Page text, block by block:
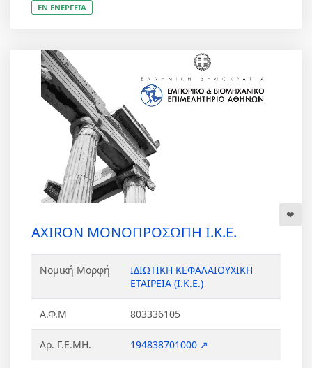
ΕΝ ΕΝΕΡΓΕΙΑ
AXIRON ΜΟΝΟΠΡΟΣΩΠΗ Ι.Κ.Ε.
Νομική Μορφή
ΙΔΙΩΤΙΚΗ ΚΕΦΑΛΑΙΟΥΧΙΚΗ
ΕΤΑΙΡΕΙΑ (Ι.Κ.Ε.)
Α.Φ.Μ 803336105
Αρ. Γ.Ε.ΜΗ. 194838701000 ↗